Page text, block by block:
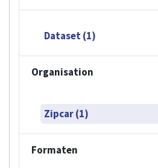
Dataset (1)
Organisation
Zipcar (1)
Formaten